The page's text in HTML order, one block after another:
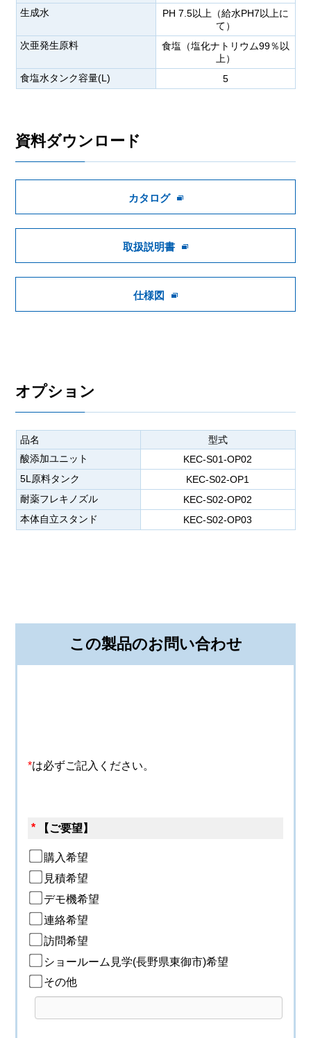
生成水
PH 7.5以上（給水PH7以上に
て）
次亜発生原料
食塩（塩化ナトリウム99％以
上）
食塩水タンク容量(L)
5
資料ダウンロード
カタログ
取扱説明書
仕様図
オプション
品名
型式
酸添加ユニット
KEC-S01-OP02
5L原料タンク
KEC-S02-OP1
耐薬フレキノズル
KEC-S02-OP02
本体自立スタンド
KEC-S02-OP03
この製品のお問い合わせ
*は必ずご記入ください。
* 【ご要望】
購入希望
見積希望
デモ機希望
連絡希望
訪問希望
ショールーム見学(長野県東御市)希望
その他